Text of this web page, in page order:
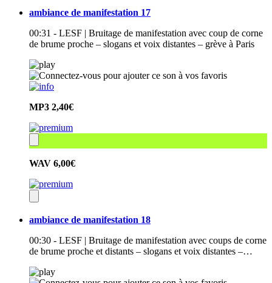
ambiance de manifestation 17
00:31 - LESF | Bruitage de manifestation avec coup de corne
de brume proche – slogans et voix distantes – grève à Paris
MP3 2,40€
WAV 6,00€
ambiance de manifestation 18
00:30 - LESF | Bruitage de manifestation avec coups de corne
de brume proche et distants – slogans et voix distantes –…